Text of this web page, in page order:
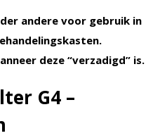
andere voor gebruik in
deze “verzadigd” is.
G4 –